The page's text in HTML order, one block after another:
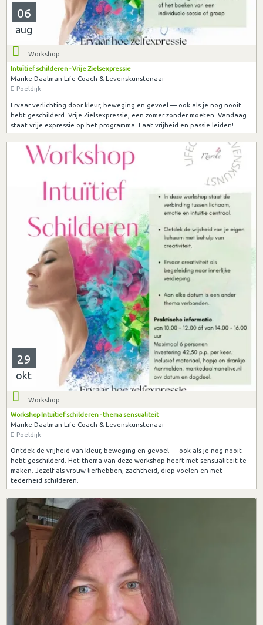
06
aug
Workshop
Intuïtief schilderen - Vrije Zielsexpressie
Marike Daalman Life Coach & Levenskunstenaar
Poeldijk
Ervaar verlichting door kleur, beweging en gevoel — ook als je nog nooit
hebt geschilderd. Vrije Zielsexpressie, een zomer zonder moeten. Vandaag
staat vrije expressie op het programma. Laat vrijheid en passie leiden!
29
okt
Workshop
Workshop Intuïtief schilderen - thema sensualiteit
Marike Daalman Life Coach & Levenskunstenaar
Poeldijk
Ontdek de vrijheid van kleur, beweging en gevoel — ook als je nog nooit
hebt geschilderd. Het thema van deze workshop heeft met sensualiteit te
maken. Jezelf als vrouw liefhebben, zachtheid, diep voelen en met
tederheid schilderen.